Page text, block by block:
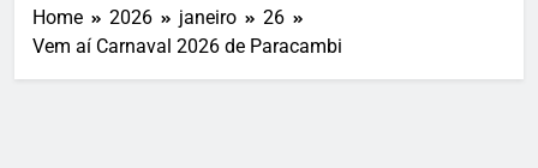
Home 2026 janeiro
26
Vem aí Carnaval 2026 de Paracambi